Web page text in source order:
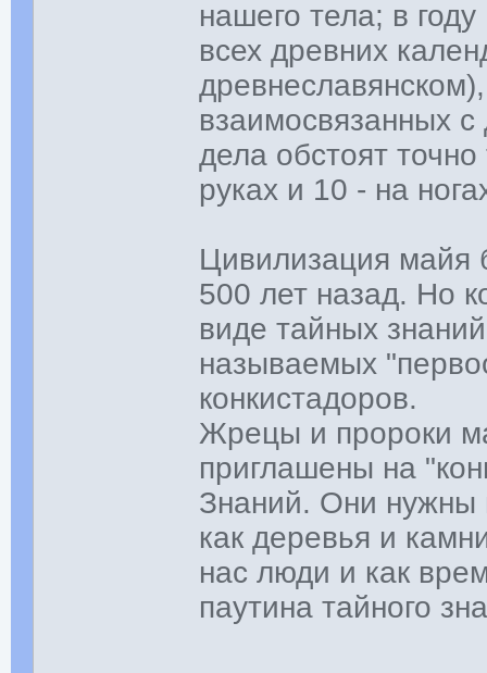
нашего тела; в
всех древних
взаимосвязанных
дела обстоят
руках и 10 - на
Цивилизация майя
500 лет назад. Но
виде тайных
называемых
конкистадоров.
Жрецы и пророки
приглашены на
Знаний. Они нужны
как деревья и
нас люди и как
паутина тайного